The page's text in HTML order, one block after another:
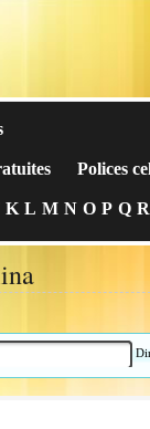
Polices
K L M N O P Q R